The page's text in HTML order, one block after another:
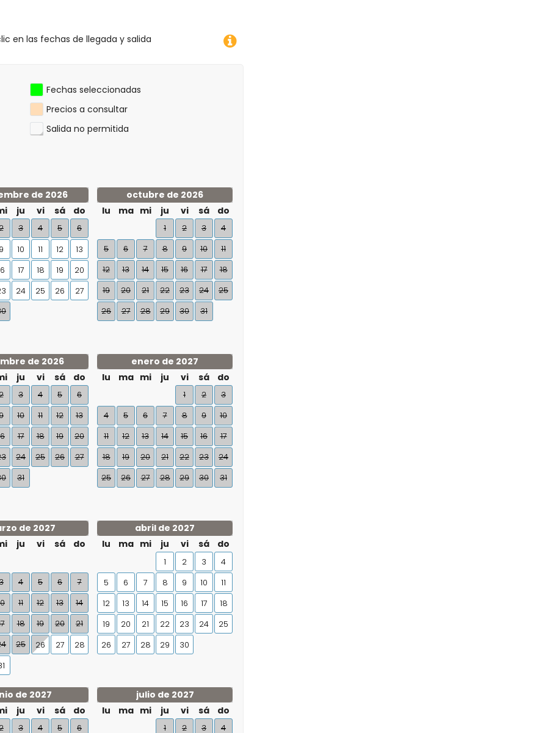
escalada, piragüismo, pesca, buceo y
en las fechas de llegada y salida
Fechas seleccionadas
Precios a consultar
Salida no permitida
de 2026
ju vi sá do
3 4 5 6
9 10 11 12
13
17 18 19
20
24 25 26
27
octubre de 2026
lu
ma mi ju vi sá do
1 2 3
4
5
6 7 8 9 10
11
12
13 14 15 16 17
18
19
20 21 22 23 24
25
26
27 28 29 30 31
de 2026
ju vi sá do
3 4 5
6
10 11 12
13
17 18 19
20
24 25 26
27
31
enero de 2027
lu
ma mi ju vi sá do
1 2
3
4
5 6 7 8 9
10
11
12 13 14 15 16
17
18
19 20 21 22 23
24
25
26 27 28 29 30 31
de 2027
ju vi sá do
4 5 6
7
11 12 13
14
18 19 20
21
25 26 27
28
abril de 2027
lu
ma mi ju vi sá do
1 2 3
4
5
6 7 8 9 10
11
12
13 14 15 16 17
18
19
20 21 22 23 24
25
26
27 28 29 30
de 2027
ju vi sá do
3 4 5 6
julio de 2027
lu
ma mi ju vi sá do
1 2 3 4